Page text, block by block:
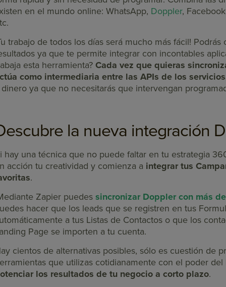
en el mundo online: WhatsApp, Doppler,
trabajo de todos los días será mucho más fácil!
ya que te permite integrar con incontables
esta herramienta? Cada vez que quieras
como intermediaria entre las APIs de los
ya que no necesitarás que intervengan
la nueva integración
hay una técnica que no puede faltar en tu estrategia
acción tu creatividad y comienza a integrar tus
.
Zapier puedes sincronizar Doppler con más
hacer que los leads que se registren en tus
a tus Listas de Contactos o que los
Page se importen a tu cuenta.
cientos de alternativas posibles, sólo es cuestión de
que utilizas cotidianamente con el poder del
los resultados de tu negocio a corto plazo.